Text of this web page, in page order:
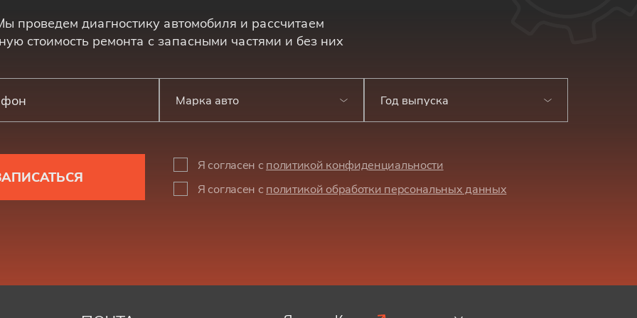
проведем диагностику автомобиля и рассчитаем
стоимость ремонта с запасными частями и без них
Марка авто Год выпуска
Я согласен с политикой конфиденциальности
Я согласен с политикой обработки персональных данных